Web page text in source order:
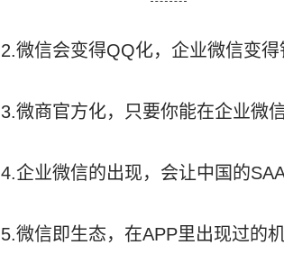
2.微信会变得QQ化，企业微信变
3.微商官方化，只要你能在企业微
4.企业微信的出现，会让中国的
5.微信即生态，在APP里出现过的